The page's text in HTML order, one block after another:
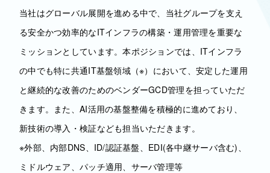
当社はグローバル展開を進める中で、当社グループを支え
る安全かつ効率的なITインフラの構築・運用管理を重要な
ミッションとしています。本ポジションでは、ITインフラ
の中でも特に共通IT基盤領域（※）において、安定した運用
と継続的な改善のためのベンダーGCD管理を担っていただ
きます。また、AI活用の基盤整備を積極的に進めており、
新技術の導入・検証なども担当いただきます。
※外部、内部DNS、ID/認証基盤、EDI(各中継サーバ含む)、
ミドルウェア​、パッチ適用、サーバ管理等